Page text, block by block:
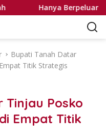
Hanya Berpeluang
Bupati Tanah Datar
Titik Strategis
Tinjau Posko
Empat Titik